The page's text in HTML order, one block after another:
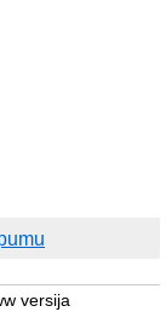
versija